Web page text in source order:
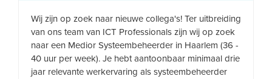
Wij zijn op zoek naar nieuwe collega's! Ter uitbreiding
van ons team van ICT Professionals zijn wij op zoek
naar een Medior Systeembeheerder in Haarlem (36 -
40 uur per week). Je hebt aantoonbaar minimaal drie
jaar relevante werkervaring als systeembeheerder